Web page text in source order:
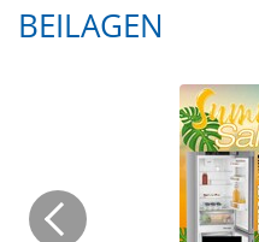
BEILAGEN